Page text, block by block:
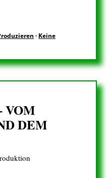
· Keine
VOM
DEM